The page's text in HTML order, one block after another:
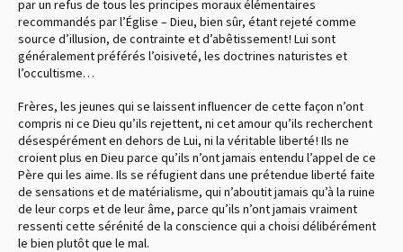
par un refus de tous les principes moraux élémentaires
recommandés par l’Église – Dieu, bien sûr, étant rejeté comme
source d’illusion, de contrainte et d’abêtissement ! Lui sont
généralement préférés l’oisiveté, les doctrines naturistes et
l’occultisme…
Frères, les jeunes qui se laissent influencer de cette façon n’ont
compris ni ce Dieu qu’ils rejettent, ni cet amour qu’ils recherchent
désespérément en dehors de Lui, ni la véritable liberté ! Ils ne
croient plus en Dieu parce qu’ils n’ont jamais entendu l’appel de ce
Père qui les aime. Ils se réfugient dans une prétendue liberté faite
de sensations et de matérialisme, qui n’aboutit jamais qu’à la ruine
de leur corps et de leur âme, parce qu’ils n’ont jamais vraiment
ressenti cette sérénité de la conscience qui a choisi délibérément
le bien plutôt que le mal.